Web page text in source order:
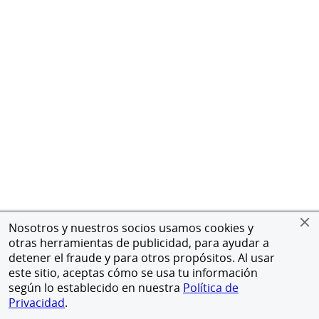
Nosotros y nuestros socios usamos cookies y
otras herramientas de publicidad, para ayudar a
detener el fraude y para otros propósitos. Al usar
este sitio, aceptas cómo se usa tu información
según lo establecido en nuestra Política de
Privacidad.